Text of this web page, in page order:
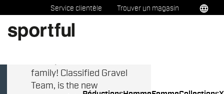
au
contenu
directement
à
navigation
Service clientèle Trouver un magasin language
Classified Gravel Team
Classified
Gravel Team!
We have an announce to
family! Classified Gravel
Team, is the new